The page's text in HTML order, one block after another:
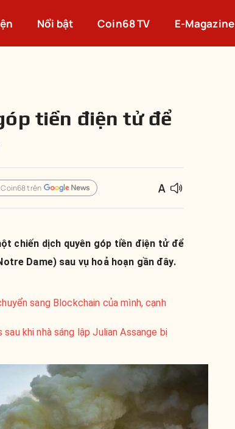
Nổi bật Coin68 TV E-Magazine
tiền điện tử để
trên
chiến dịch quyên góp tiền điện tử để
Dame) sau vụ hoả hoạn gần đây.
sang Blockchain của mình, cạnh
khi nhà sáng lập Julian Assange bị